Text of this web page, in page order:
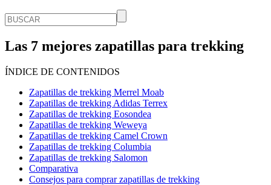
Las 7 mejores zapatillas para trekking
ÍNDICE DE CONTENIDOS
Zapatillas de trekking Merrel Moab
Zapatillas de trekking Adidas Terrex
Zapatillas de trekking Eosondea
Zapatillas de trekking Weweya
Zapatillas de trekking Camel Crown
Zapatillas de trekking Columbia
Zapatillas de trekking Salomon
Comparativa
Consejos para comprar zapatillas de trekking